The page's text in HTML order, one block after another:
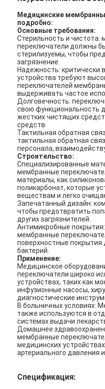
Медицинские
подробно:
Основные требования:
Стерильность и
переключатели должны
стерилизуемы, чтобы
загрязнение.
Надежность: критически
устройства требуют
переключателей
выдерживать частое
Долговечность:
свою функциональность
жестких чистящих
средств.
Тактильная обратная
тактильная обратная
персонала,
Строительство:
Специализированные
мембранные
материалы, как
поликарбонат, которые
веществам и легко
Запечатанный дизайн:
чтобы предотвратить
других загрязнителей.
Антимикробные
мембранные
поверхностные покрытия
бактерий.
Применение:
Медицинское
переключатели широко
устройствах, таких как
инфузионные насосы,
диагностические
В больничных условиях:
также используются в
системах выдачи
Домашнее
мембранные
медицинских
артериального давления
Спецификация: